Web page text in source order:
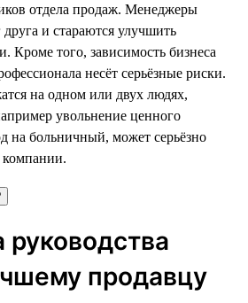
отдела продаж. Менеджеры
и стараются улучшить
Кроме того, зависимость бизнеса
несёт серьёзные риски.
на одном или двух людях,
увольнение ценного
на больничный, может серьёзно
компании.
руководства
продавцу